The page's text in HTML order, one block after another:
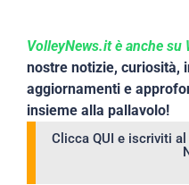
VolleyNews.it è anche su
nostre notizie, curiosità,
aggiornamenti e
insieme alla pallavolo!
Clicca QUI e iscriviti